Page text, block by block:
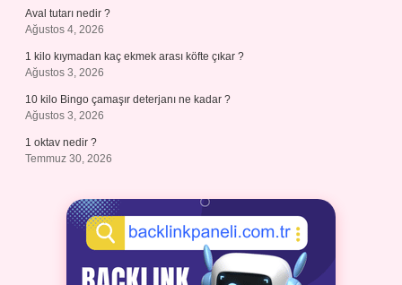
Aval tutarı nedir ?
Ağustos 4, 2026
1 kilo kıymadan kaç ekmek arası köfte çıkar ?
Ağustos 3, 2026
10 kilo Bingo çamaşır deterjanı ne kadar ?
Ağustos 3, 2026
1 oktav nedir ?
Temmuz 30, 2026